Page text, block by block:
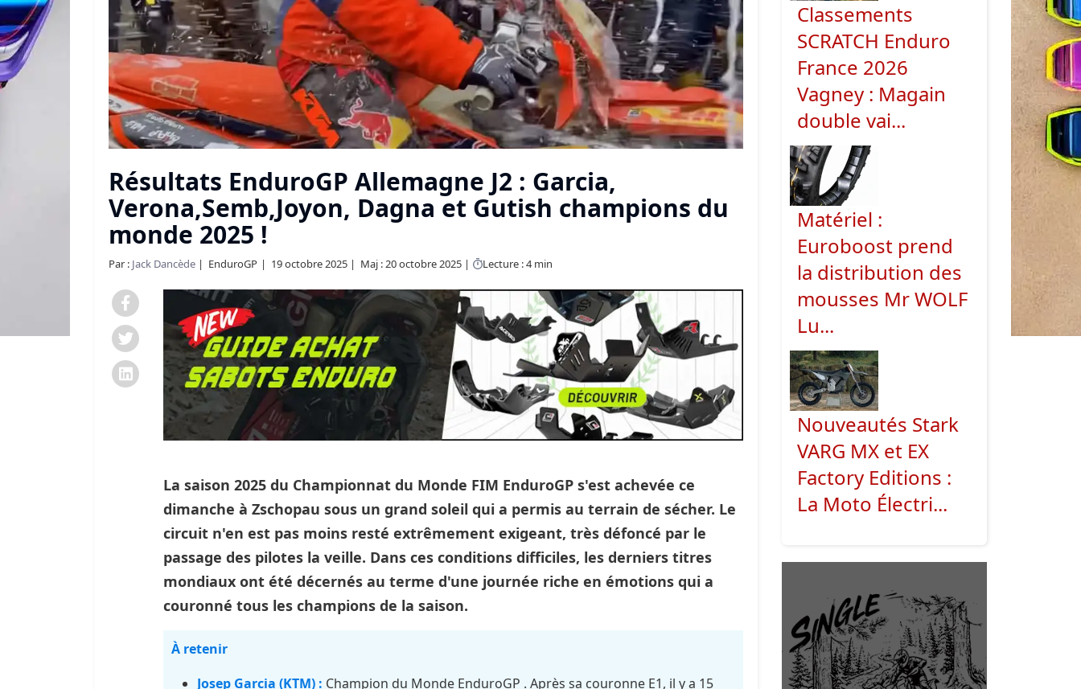
Résultats EnduroGP Allemagne J2 : Garcia,
Verona,Semb,Joyon, Dagna et Gutish champions du
monde 2025 !
Par : Jack Dancède EnduroGP 19 octobre 2025 Maj : 20 octobre 2025 Lecture : 4 min
La saison 2025 du Championnat du Monde FIM EnduroGP s'est achevée ce
dimanche à Zschopau sous un grand soleil qui a permis au terrain de sécher. Le
circuit n'en est pas moins resté extrêmement exigeant, très défoncé par le
passage des pilotes la veille. Dans ces conditions difficiles, les derniers titres
mondiaux ont été décernés au terme d'une journée riche en émotions qui a
couronné tous les champions de la saison.
À retenir
Josep Garcia (KTM) : Champion du Monde EnduroGP . Après sa couronne E1, il y a 15
Classements
SCRATCH Enduro
France 2026
Vagney : Magain
double vai...
Matériel :
Euroboost prend
la distribution des
mousses Mr WOLF
Lu...
Nouveautés Stark
VARG MX et EX
Factory Editions :
La Moto Électri...